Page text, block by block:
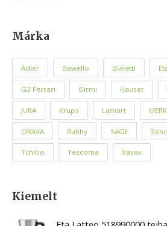
Márka
Adler Bewello Bialetti
G3 Ferrari Girmi Hauser
JURA Krups Lamart
ORAVA Ruhhy SAGE
Tchibo Tescoma Xavax
Kiemelt